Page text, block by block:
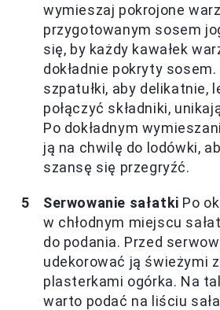
wymieszaj pokrojone
przygotowanym sosem
się, by każdy kawałek
dokładnie pokryty sosem.
szpatułki, aby delikatnie,
połączyć składniki,
Po dokładnym
ją na chwilę do lodówki,
szansę się przegryźć.
Serwowanie sałatki Po
w chłodnym miejscu
do podania. Przed
udekorować ją świeżymi
plasterkami ogórka. Na
warto podać na liściu